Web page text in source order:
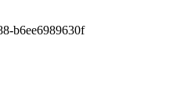
b6ee6989630f